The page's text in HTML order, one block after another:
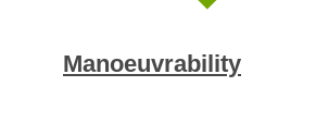
Manoeuvrability